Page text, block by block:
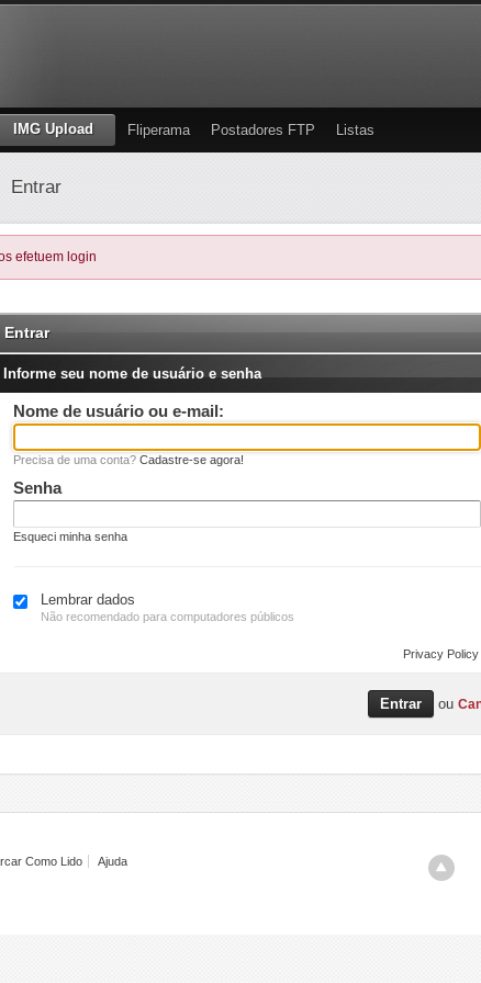
IMG Upload Fliperama Postadores FTP Listas
Entrar
efetuem login
Entrar
Informe seu nome de usuário e senha
Nome de usuário ou e-mail:
Precisa de uma conta? Cadastre-se agora!
Senha
Esqueci minha senha
Lembrar dados
Não recomendado para computadores públicos
Privacy Policy
ou
Como Lido
Ajuda